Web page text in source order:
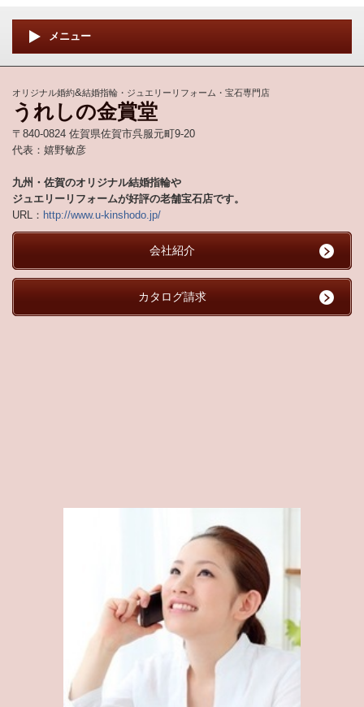
メニュー
オリジナル婚約&結婚指輪・ジュエリーリフォーム・宝石専門店
うれしの金賞堂
〒840-0824 佐賀県佐賀市呉服元町9-20
代表：嬉野敏彦
九州・佐賀のオリジナル結婚指輪や
ジュエリーリフォームが好評の老舗宝石店です。
URL： http://www.u-kinshodo.jp/
会社紹介
カタログ請求